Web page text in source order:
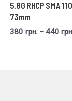
5.8G RHCP SMA
73mm
380 грн. – 440